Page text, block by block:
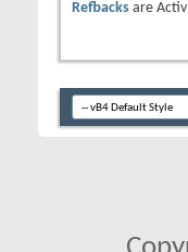
Refbacks are Activ